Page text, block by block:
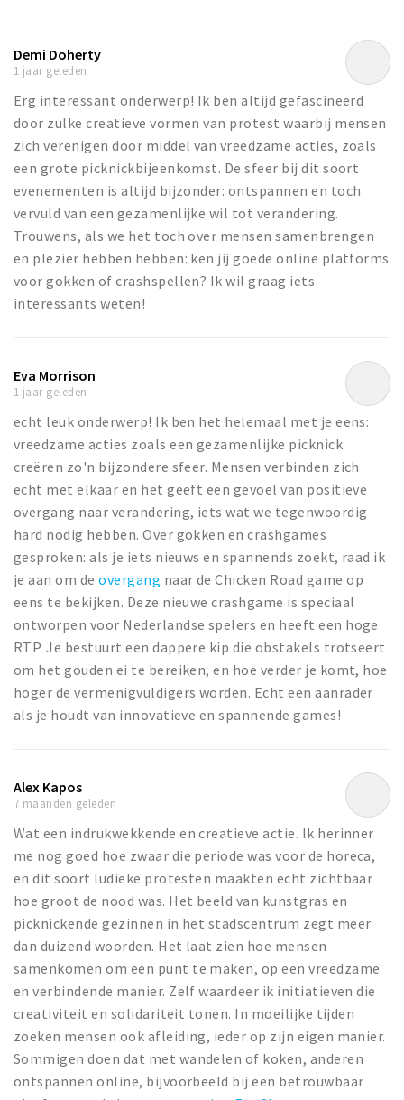
Demi Doherty
1 jaar geleden
Erg interessant onderwerp! Ik ben altijd gefascineerd
door zulke creatieve vormen van protest waarbij mensen
zich verenigen door middel van vreedzame acties, zoals
een grote picknickbijeenkomst. De sfeer bij dit soort
evenementen is altijd bijzonder: ontspannen en toch
vervuld van een gezamenlijke wil tot verandering.
Trouwens, als we het toch over mensen samenbrengen
en plezier hebben hebben: ken jij goede online platforms
voor gokken of crashspellen? Ik wil graag iets
interessants weten!
Eva Morrison
1 jaar geleden
echt leuk onderwerp! Ik ben het helemaal met je eens:
vreedzame acties zoals een gezamenlijke picknick
creëren zo'n bijzondere sfeer. Mensen verbinden zich
echt met elkaar en het geeft een gevoel van positieve
overgang naar verandering, iets wat we tegenwoordig
hard nodig hebben. Over gokken en crashgames
gesproken: als je iets nieuws en spannends zoekt, raad ik
je aan om deovergang naar de Chicken Road game op
eens te bekijken. Deze nieuwe crashgame is speciaal
ontworpen voor Nederlandse spelers en heeft een hoge
RTP. Je bestuurt een dappere kip die obstakels trotseert
om het gouden ei te bereiken, en hoe verder je komt, hoe
hoger de vermenigvuldigers worden. Echt een aanrader
als je houdt van innovatieve en spannende games!
Alex Kapos
7 maanden geleden
Wat een indrukwekkende en creatieve actie. Ik herinner
me nog goed hoe zwaar die periode was voor de horeca,
en dit soort ludieke protesten maakten echt zichtbaar
hoe groot de nood was. Het beeld van kunstgras en
picknickende gezinnen in het stadscentrum zegt meer
dan duizend woorden. Het laat zien hoe mensen
samenkomen om een punt te maken, op een vreedzame
en verbindende manier. Zelf waardeer ik initiatieven die
creativiteit en solidariteit tonen. In moeilijke tijden
zoeken mensen ook afleiding, ieder op zijn eigen manier.
Sommigen doen dat met wandelen of koken, anderen
ontspannen online, bijvoorbeeld bij een betrouwbaar